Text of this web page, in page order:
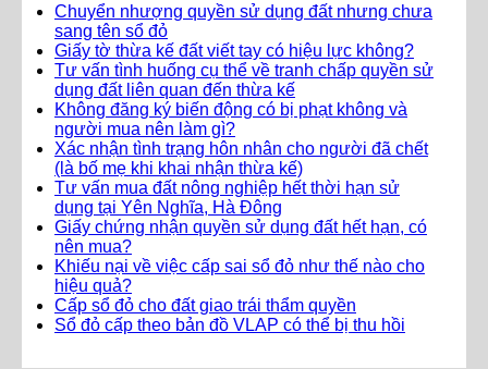
Chuyển nhượng quyền sử dụng đất nhưng chưa
sang tên sổ đỏ
Giấy tờ thừa kế đất viết tay có hiệu lực không?
Tư vấn tình huống cụ thể về tranh chấp quyền sử
dụng đất liên quan đến thừa kế
Không đăng ký biến động có bị phạt không và
người mua nên làm gì?
Xác nhận tình trạng hôn nhân cho người đã chết
(là bố mẹ khi khai nhận thừa kế)
Tư vấn mua đất nông nghiệp hết thời hạn sử
dụng tại Yên Nghĩa, Hà Đông
Giấy chứng nhận quyền sử dụng đất hết hạn, có
nên mua?
Khiếu nại về việc cấp sai sổ đỏ như thế nào cho
hiệu quả?
Cấp sổ đỏ cho đất giao trái thẩm quyền
Sổ đỏ cấp theo bản đồ VLAP có thể bị thu hồi